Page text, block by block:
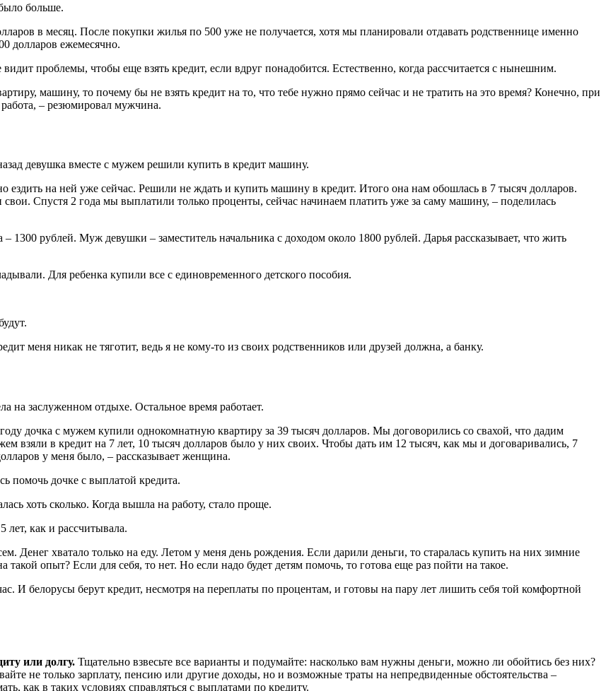
больше.
в месяц. После покупки жилья по 500 уже не получается, хотя мы планировали отдавать родственнице именно
долларов ежемесячно.
проблемы, чтобы еще взять кредит, если вдруг понадобится. Естественно, когда рассчитается с нынешним.
машину, то почему бы не взять кредит на то, что тебе нужно прямо сейчас и не тратить на это время? Конечно, при
работа, – резюмировал мужчина.
девушка вместе с мужем решили купить в кредит машину.
на ней уже сейчас. Решили не ждать и купить машину в кредит. Итого она нам обошлась в 7 тысяч долларов.
Спустя 2 года мы выплатили только проценты, сейчас начинаем платить уже за саму машину, – поделилась
1300 рублей. Муж девушки – заместитель начальника с доходом около 1800 рублей. Дарья рассказывает, что жить
Для ребенка купили все с единовременного детского пособия.
меня никак не тяготит, ведь я не кому-то из своих родственников или друзей должна, а банку.
на заслуженном отдыхе. Остальное время работает.
дочка с мужем купили однокомнатную квартиру за 39 тысяч долларов. Мы договорились со свахой, что дадим
взяли в кредит на 7 лет, 10 тысяч долларов было у них своих. Чтобы дать им 12 тысяч, как мы и договаривались, 7
у меня было, – рассказывает женщина.
помочь дочке с выплатой кредита.
хоть сколько. Когда вышла на работу, стало проще.
лет, как и рассчитывала.
Денег хватало только на еду. Летом у меня день рождения. Если дарили деньги, то старалась купить на них зимние
опыт? Если для себя, то нет. Но если надо будет детям помочь, то готова еще раз пойти на такое.
И белорусы берут кредит, несмотря на переплаты по процентам, и готовы на пару лет лишить себя той комфортной
или долгу. Тщательно взвесьте все варианты и подумайте: насколько вам нужны деньги, можно ли обойтись без них?
не только зарплату, пенсию или другие доходы, но и возможные траты на непредвиденные обстоятельства –
как в таких условиях справляться с выплатами по кредиту.